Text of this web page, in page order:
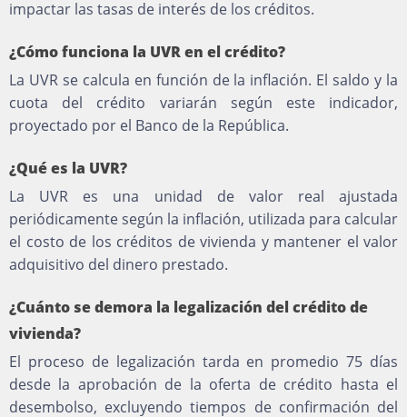
impactar las tasas de interés de los créditos.
¿Cómo funciona la UVR en el crédito?
La UVR se calcula en función de la inflación. El saldo y la
cuota del crédito variarán según este indicador,
proyectado por el Banco de la República.
¿Qué es la UVR?
La UVR es una unidad de valor real ajustada
periódicamente según la inflación, utilizada para calcular
el costo de los créditos de vivienda y mantener el valor
adquisitivo del dinero prestado.
¿Cuánto se demora la legalización del crédito de
vivienda?
El proceso de legalización tarda en promedio 75 días
desde la aprobación de la oferta de crédito hasta el
desembolso, excluyendo tiempos de confirmación del